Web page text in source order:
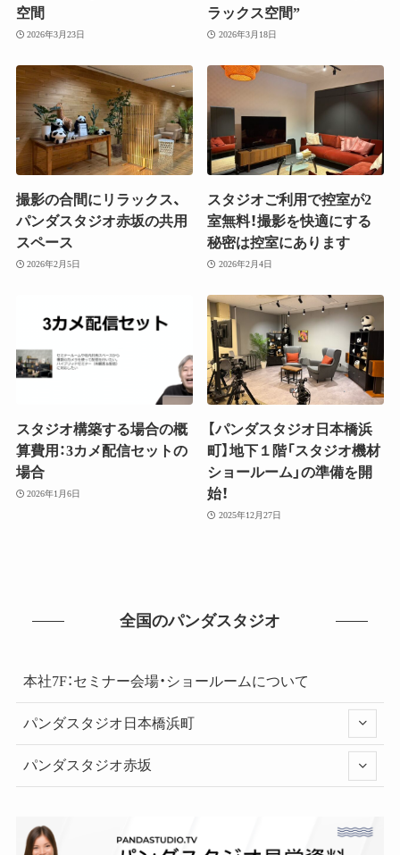
空間
2026年3月23日
ラックス空間”
2026年3月18日
撮影の合間にリラックス、
パンダスタジオ赤坂の共用
スペース
2026年2月5日
スタジオご利用で控室が2
室無料！撮影を快適にする
秘密は控室にあります
2026年2月4日
スタジオ構築する場合の概
算費用：3カメ配信セットの
場合
2026年1月6日
【パンダスタジオ日本橋浜
町】地下１階「スタジオ機材
ショールーム」の準備を開
始！
2025年12月27日
全国のパンダスタジオ
本社7F：セミナー会場・ショールームについて
パンダスタジオ日本橋浜町
パンダスタジオ赤坂